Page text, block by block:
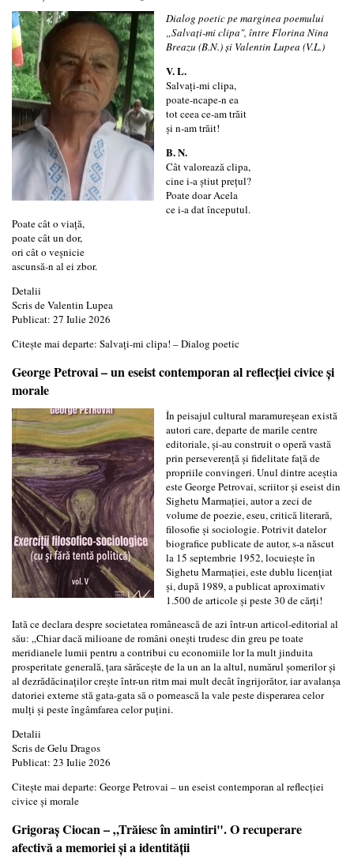
Dialog poetic pe marginea poemului
„Salvați-mi clipa", între Florina Nina
Breazu (B.N.) și Valentin Lupea (V.L.)
V. L.
Salvați-mi clipa,
poate-ncape-n ea
tot ceea ce-am trăit
și n-am trăit!
B. N.
Cât valorează clipa,
cine i-a știut prețul?
Poate doar Acela
ce i-a dat începutul.
Poate cât o viață,
poate cât un dor,
ori cât o veșnicie
ascunsă-n al ei zbor.
Detalii
Scris deValentin Lupea
Publicat: 27 Iulie 2026
Citește mai departe: Salvați-mi clipa! – Dialog poetic
George Petrovai – un eseist contemporan al reflecției civice și
morale
În peisajul cultural maramureșean există
autori care, departe de marile centre
editoriale, și-au construit o operă vastă
prin perseverență și fidelitate față de
propriile convingeri. Unul dintre aceștia
este George Petrovai, scriitor și eseist din
Sighetu Marmației, autor a zeci de
volume de poezie, eseu, critică literară,
filosofie și sociologie. Potrivit datelor
biografice publicate de autor, s-a născut
la 15 septembrie 1952, locuiește în
Sighetu Marmației, este dublu licențiat
și, după 1989, a publicat aproximativ
1.500 de articole și peste 30 de cărți!
Iată ce declara despre societatea românească de azi într-un articol-editorial al
său: „Chiar dacă milioane de români onești trudesc din greu pe toate
meridianele lumii pentru a contribui cu economiile lor la mult jinduita
prosperitate generală, țara sărăcește de la un an la altul, numărul șomerilor și
al dezrădăcinaților crește într-un ritm mai mult decât îngrijorător, iar avalanșa
datoriei externe stă gata-gata să o pornească la vale peste disperarea celor
mulți și peste îngâmfarea celor puțini.
Detalii
Scris deGelu Dragos
Publicat: 23 Iulie 2026
Citește mai departe: George Petrovai – un eseist contemporan al reflecției
civice și morale
Grigoraș Ciocan – „Trăiesc în amintiri". O recuperare
afectivă a memoriei și a identității